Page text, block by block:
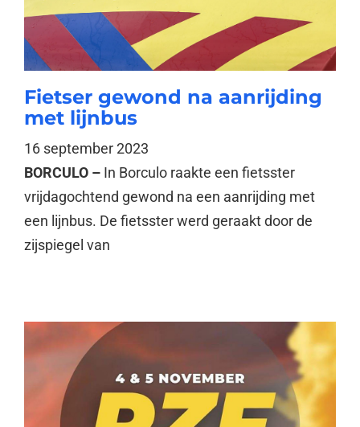
Fietser gewond na aanrijding
met lijnbus
16 september 2023
BORCULO – In Borculo raakte een fietsster
vrijdagochtend gewond na een aanrijding met
een lijnbus. De fietsster werd geraakt door de
zijspiegel van